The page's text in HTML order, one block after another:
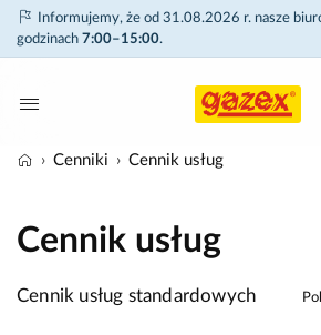
Informujemy, że od 31.08.2026 r. nasze
godzinach 7:00–15:00.
Cenniki Cennik usług
Cennik usług
Cennik usług standardowych